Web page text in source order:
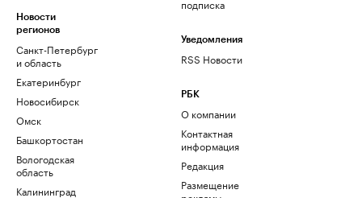
Новости
регионов
Санкт-Петербург
и область
Екатеринбург
Новосибирск
Омск
Башкортостан
Вологодская
область
Калининград
подписка
Уведомления
RSS Новости
РБК
О компании
Контактная
информация
Редакция
Размещение